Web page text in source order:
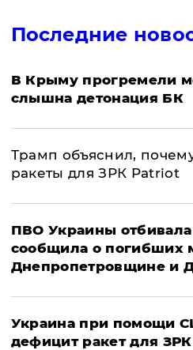
Последние
В Крыму прогремели
слышна детонация БК
Трамп объяснил,
ракеты для ЗРК Patriot
ПВО Украины
сообщила о погибших
Днепропетровщине и
Украина при помощи
дефицит ракет для